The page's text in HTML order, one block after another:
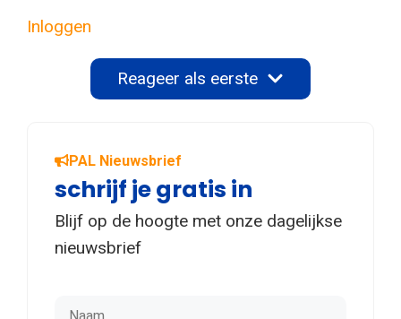
Inloggen
Reageer als eerste
PAL Nieuwsbrief
schrijf je gratis in
Blijf op de hoogte met onze dagelijkse
nieuwsbrief